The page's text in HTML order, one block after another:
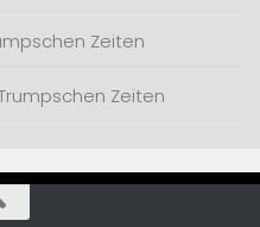
Zeiten
Zeiten